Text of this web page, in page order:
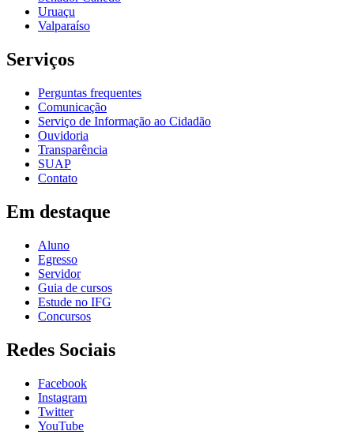
Uruaçu
Valparaíso
Serviços
Perguntas frequentes
Comunicação
Serviço de Informação ao Cidadão
Ouvidoria
Transparência
SUAP
Contato
Em destaque
Aluno
Egresso
Servidor
Guia de cursos
Estude no IFG
Concursos
Redes Sociais
Facebook
Instagram
Twitter
YouTube